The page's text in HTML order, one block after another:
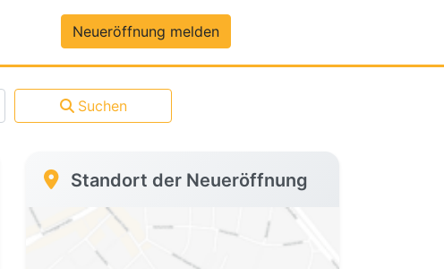
Premium-DatenNeueröffnung melden
Suchen
Standort der Neueröffnung